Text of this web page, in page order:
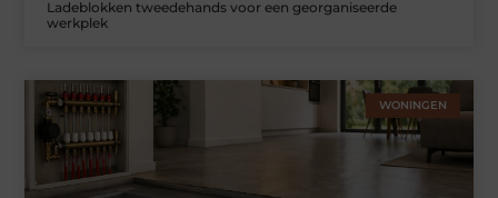
Ladeblokken tweedehands voor een georganiseerde
werkplek
WONINGEN